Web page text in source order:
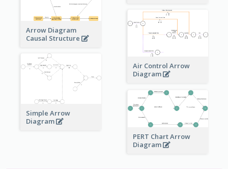
Arrow Diagram
Causal Structure
Air Control Arrow
Diagram
Simple Arrow
Diagram
PERT Chart Arrow
Diagram